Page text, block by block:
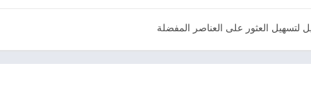
العثور على العناصر المفضلة